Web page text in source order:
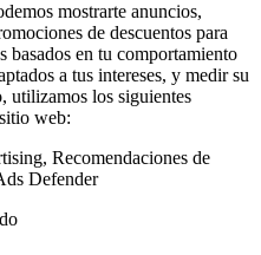
mostrarte anuncios,
de descuentos para
basados en tu comportamiento
a tus intereses, y medir su
utilizamos los siguientes
web:
Recomendaciones de
Defender